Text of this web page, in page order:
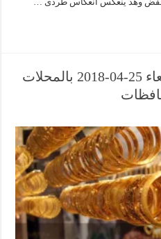
أسعار الذهب اليوم الاربعاء 25-04-2018 بالمحلات